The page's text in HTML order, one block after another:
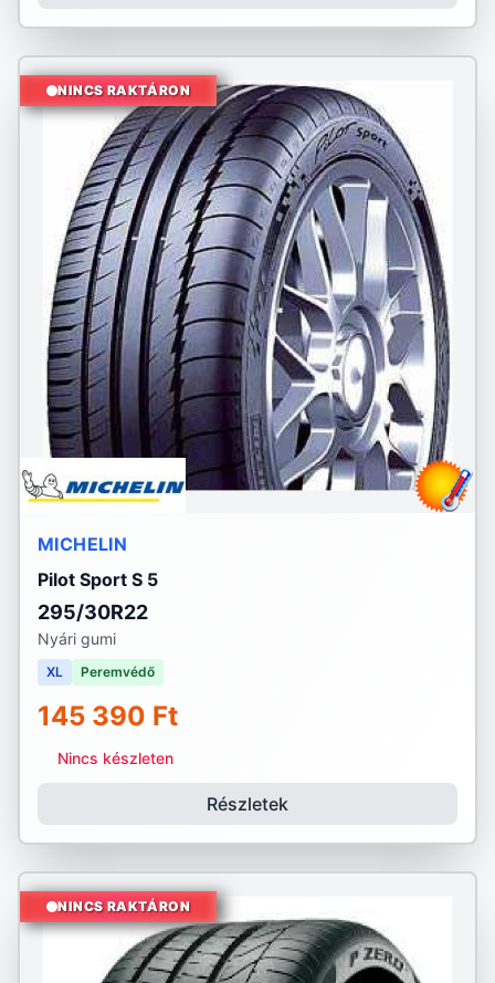
NINCS RAKTÁRON
MICHELIN
Pilot Sport S 5
295/30R22
Nyári gumi
XL Peremvédő
145 390 Ft
Nincs készleten
Részletek
NINCS RAKTÁRON